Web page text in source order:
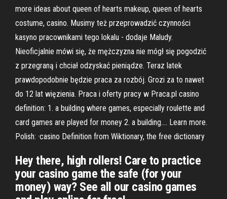
more ideas about queen of hearts makeup, queen of hearts
costume, casino. Musimy też przeprowadzić czynności
kasyno pracownikami tego lokalu - dodaje Maludy.
Nieoficjalnie mówi się, że mężczyzna nie mógł się pogodzić
z przegraną i chciał odzyskać pieniądze. Teraz latek
prawdopodobnie będzie praca za rozbój. Grozi za to nawet
do 12 lat więzienia. Praca i oferty pracy w Praca.pl casino
definition: 1. a building where games, especially roulette and
card games are played for money 2. a building…. Learn more.
Polish: ·casino Definition from Wiktionary, the free dictionary
Hey there, high rollers! Care to practice
your casino game the safe (for your
money) way? See all our casino games